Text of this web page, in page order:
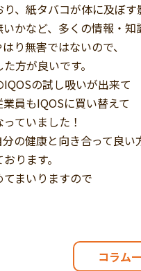
、紙タバコが体に及ぼ
かなど、多くの情報・知
り無害ではないので、
方が良いです。
の試し吸いが出来て
員もIQOSに買い替えて
ていました！
の健康と向き合って良い
ります。
まいりますので
コラム